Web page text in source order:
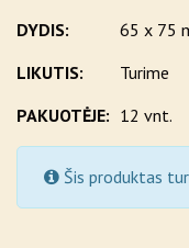
DYDIS:
65 x 75
LIKUTIS:
Turime
PAKUOTĖJE: 12 vnt.
Šis produktas